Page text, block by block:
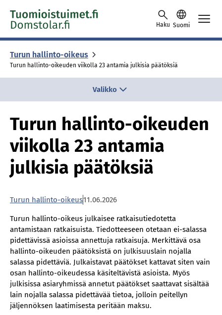
Skip to content -saavutettavuusohje
Haku Suomi
Turun hallinto-oikeus
Turun hallinto-oikeuden viikolla 23 antamia julkisia päätöksiä
Valikko
Turun hallinto-oikeuden
viikolla 23 antamia
julkisia päätöksiä
Turun hallinto-oikeus11.06.2026
Turun hallinto-oikeus julkaisee ratkaisutiedotetta
antamistaan ratkaisuista. Tiedotteeseen otetaan ei-salassa
pidettävissä asioissa annettuja ratkaisuja. Merkittävä osa
hallinto-oikeuden päätöksistä on julkisuuslain nojalla
salassa pidettäviä. Julkaistavat päätökset kattavat siten vain
osan hallinto-oikeudessa käsiteltävistä asioista. Myös
julkisissa asiaryhmissä annetut päätökset saattavat sisältää
lain nojalla salassa pidettävää tietoa, jolloin peitellyn
jäljennöksen laatimisesta peritään maksu.